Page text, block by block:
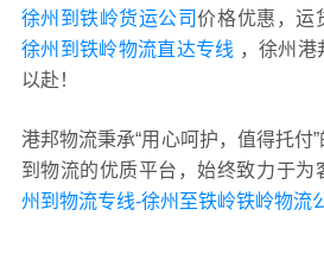
徐州到铁岭货运公司价格优惠，运
徐州到铁岭物流直达专线 ，徐州港
以赴！
港邦物流秉承“用心呵护，值得托付
到物流的优质平台，始终致力于为
州到物流专线-徐州至铁岭铁岭物流